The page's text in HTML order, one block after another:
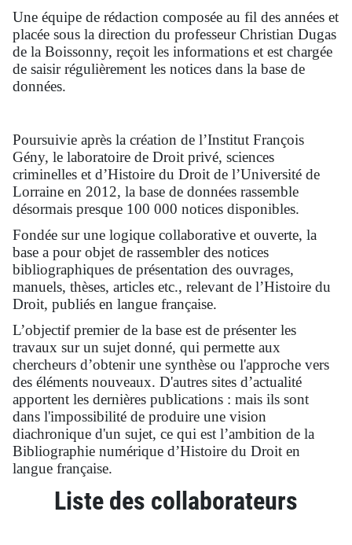
Une équipe de rédaction composée au fil des années et
placée sous la direction du professeur Christian Dugas
de la Boissonny, reçoit les informations et est chargée
de saisir régulièrement les notices dans la base de
données.
Poursuivie après la création de l’Institut François
Gény, le laboratoire de Droit privé, sciences
criminelles et d’Histoire du Droit de l’Université de
Lorraine en 2012, la base de données rassemble
désormais presque 100 000 notices disponibles.
Fondée sur une logique collaborative et ouverte, la
base a pour objet de rassembler des notices
bibliographiques de présentation des ouvrages,
manuels, thèses, articles etc., relevant de l’Histoire du
Droit, publiés en langue française.
L’objectif premier de la base est de présenter les
travaux sur un sujet donné, qui permette aux
chercheurs d’obtenir une synthèse ou l'approche vers
des éléments nouveaux. D'autres sites d’actualité
apportent les dernières publications : mais ils sont
dans l'impossibilité de produire une vision
diachronique d'un sujet, ce qui est l’ambition de la
Bibliographie numérique d’Histoire du Droit en
langue française.
Liste des collaborateurs